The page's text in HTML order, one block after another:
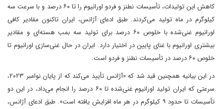
کاهش این تولیدات، تأسیسات نطنز و فردو اورانیوم را تا ۶۰ درصد و با سرعت سه
کیلوگرم در ماه تولید می‌کردند. طبق ادعای آژانس، ایران تاکنون مقادیر کافی
اورانیوم غنی‌شده با خلوص ۶۰ درصد برای تولید سه بمب هسته‌ای و مقادیر
بیشتری اورانیوم با غنای پایین در اختیار دارد. ایران در حال غنی‌سازی اورانیوم تا
خلوص ۶۰ درصد در تأسیسات نطنز و فردو است.
در این بیانیه همچنین قید شد که «آژانس تأیید می‌کند که از پایان نوامبر ۲۰۲۳،
سرعتی که ایران تولید اورانیوم غنی‌شده تا ۶۰ درصد را انجام می‌داد، در این دو
تأسیسات تا حدود ۹ کیلوگرم در هر ماه افزایش یافته است». طبق ادعای آژانس،